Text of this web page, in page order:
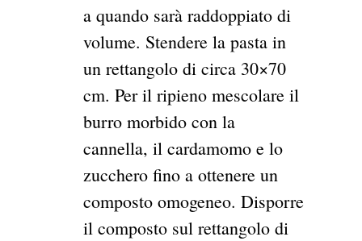
a quando sarà raddoppiato di
volume. Stendere la pasta in
un rettangolo di circa 30×70
cm. Per il ripieno mescolare il
burro morbido con la
cannella, il cardamomo e lo
zucchero fino a ottenere un
composto omogeneo. Disporre
il composto sul rettangolo di